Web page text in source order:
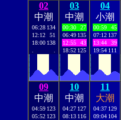
02
中潮
06:28 134
12:12
51
18:00 138
03
中潮
00:30
27
06:49 135
12:55
43
18:52 125
04
小潮
00:59
45
07:12 137
13:44
39
19:54 111
09
中潮
04:59 123
05:52 123
10
中潮
04:27 127
08:13 116
11
大潮
04:37 129
09:04 104